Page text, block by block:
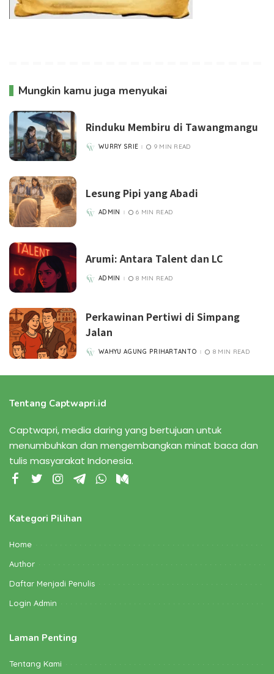
Mungkin kamu juga menyukai
Rinduku Membiru di Tawangmangu
POSTED
WURRY SRIE 9 MIN READ
Lesung Pipi yang Abadi
POSTED
ADMIN 6 MIN READ
Arumi: Antara Talent dan LC
POSTED
ADMIN 8 MIN READ
Perkawinan Pertiwi di Simpang
Jalan
POSTED
WAHYU AGUNG PRIHARTANTO 8 MIN READ
Tentang Captwapri.id
Captwapri, media daring yang bertujuan untuk
menumbuhkan dan mengembangkan minat baca dan
tulis masyarakat Indonesia.
Kategori Pilihan
Home
Author
Daftar Menjadi Penulis
Login Admin
Laman Penting
Tentang Kami